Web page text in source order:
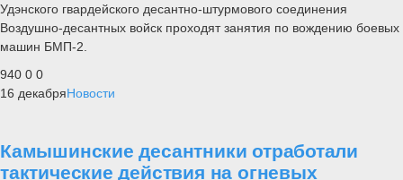
Удэнского гвардейского десантно-штурмового соединения
Воздушно-десантных войск проходят занятия по вождению боевых
машин БМП-2.
940 0 0
16 декабряНовости
Камышинские десантники отработали
тактические действия на огневых